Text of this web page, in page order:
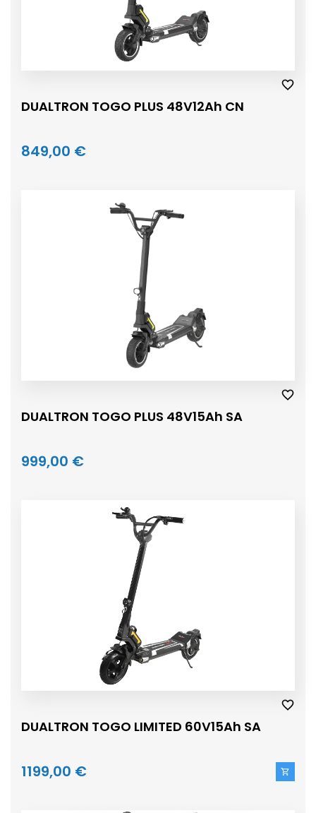
DUALTRON TOGO PLUS 48V12Ah CN
849,00 €
DUALTRON TOGO PLUS 48V15Ah SA
999,00 €
DUALTRON TOGO LIMITED 60V15Ah SA
1199,00 €